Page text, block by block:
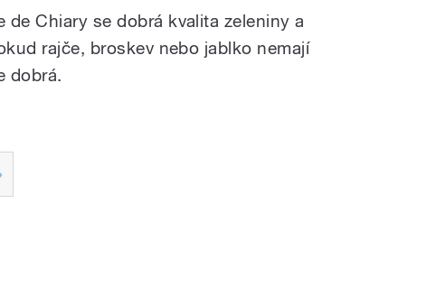
de Chiary se dobrá kvalita zeleniny a
rajče, broskev nebo jablko nemají
dobrá.